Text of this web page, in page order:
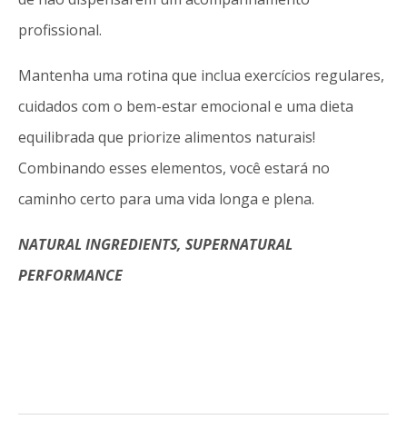
profissional.
Mantenha uma rotina que inclua exercícios regulares,
cuidados com o bem-estar emocional e uma dieta
equilibrada que priorize alimentos naturais!
Combinando esses elementos, você estará no
caminho certo para uma vida longa e plena.
NATURAL INGREDIENTS, SUPERNATURAL
PERFORMANCE